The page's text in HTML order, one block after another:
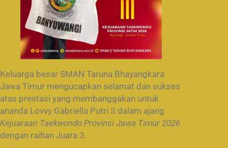
Keluarga besar SMAN Taruna Bhayangkara
Jawa Timur mengucapkan selamat dan sukses
atas prestasi yang membanggakan untuk
ananda Lovvy Gabriella Putri S dalam ajang
Kejuaraan Taekwondo Provinsi Jawa Timur 2026
dengan raihan Juara 3.